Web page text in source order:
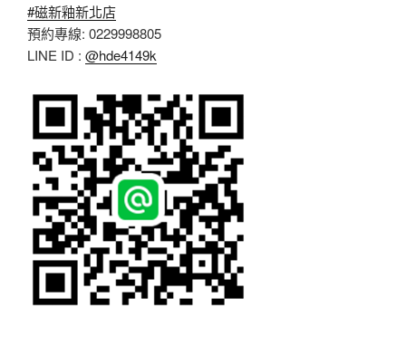
#磁新釉新北店
預約專線: 0229998805
LINE ID : @hde4149k